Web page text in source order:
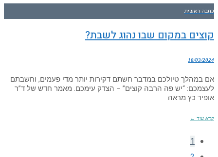
כתבה ראשית
קוצים במקום שבו נהוג לשבת?
18/03/2024
אם במהלך טיולכם במדבר חשתם דקירות יותר מדי פעמים, וחשבתם
לעצמכם: “יש פה הרבה קוצים” – הצדק עימכם. מאמר חדש של ד”ר
אופיר כץ מראה
קרא עוד ←
1